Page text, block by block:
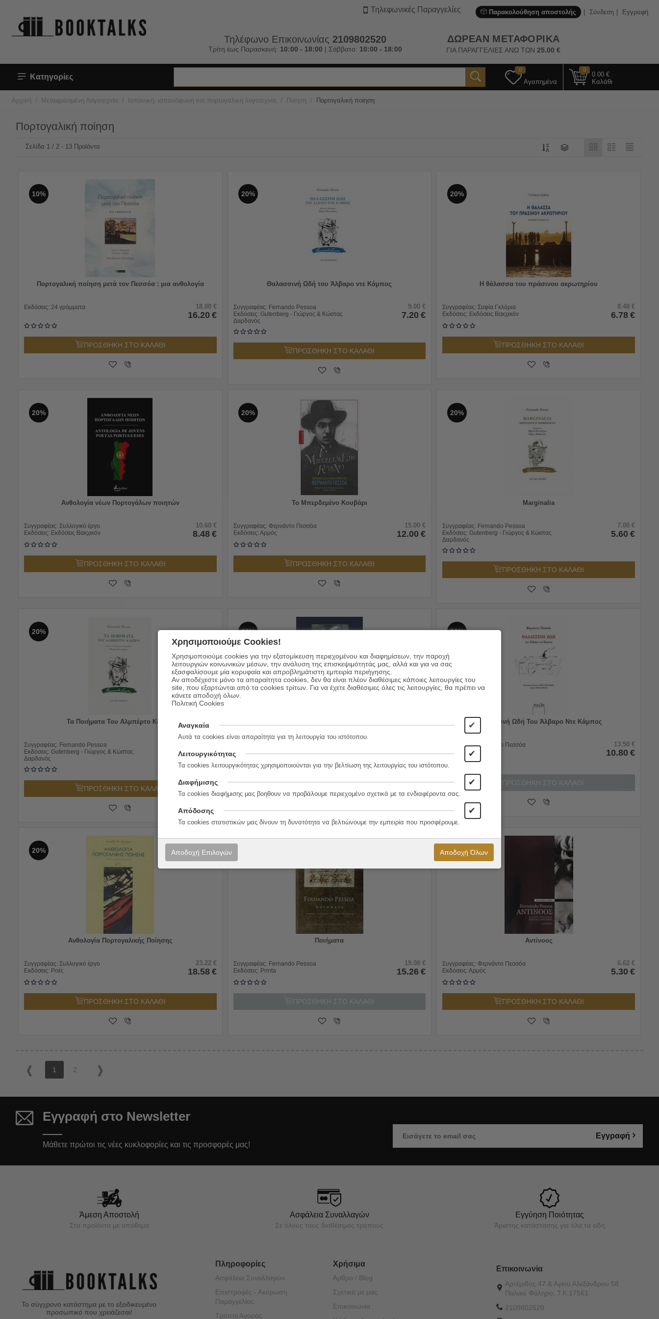
Παρακολούθηση αποστολής Σύνδεση Εγγραφή
Τηλεφωνικές Παραγγελίες
Τηλέφωνο Επικοινωνίας 2109802520
Τρίτη έως Παρασκευή: 10:00 - 18:00 | Σάββατο: 10:00 - 18:00
ΔΩΡΕΑΝ ΜΕΤΑΦΟΡΙΚΑ
ΓΙΑ ΠΑΡΑΓΓΕΛΙΕΣ ΑΝΩ ΤΩΝ25.00 €
Κατηγορίες
0
Αγαπημένα
0
0.00 €
Καλάθι
Αρχική / Μεταφρασμένη Λογοτεχνία / Ισπανική, ισπανόφωνη και πορτογαλική λογοτεχνία / Ποίηση / Πορτογαλική ποίηση
Πορτογαλική ποίηση
Σελίδα 1 / 2 - 13 Προϊόντα
10%
Πορτογαλική ποίηση μετά τον Πεσσόα : μια ανθολογία
Εκδόσεις: 24 γράμματα 18.00 €
16.20 €
ΠΡΟΣΘΗΚΗ ΣΤΟ ΚΑΛΑΘΙ
20%
Θαλασσινή Ωδή του Άλβαρο ντε Κάμπος
Συγγραφέας: Fernando Pessoa
Εκδόσεις: Gutenberg - Γιώργος & Κώστας
Δαρδανός
9.00 €
7.20 €
ΠΡΟΣΘΗΚΗ ΣΤΟ ΚΑΛΑΘΙ
20%
Η θάλασσα του πράσινου ακρωτηρίου
Συγγραφέας:Σοφία Γκλόρια
Εκδόσεις: Εκδόσεις Βακχικόν
8.48 €
6.78 €
ΠΡΟΣΘΗΚΗ ΣΤΟ ΚΑΛΑΘΙ
20%
Ανθολογία νέων Πορτογάλων ποιητών
Συγγραφέας: Συλλογικό έργο
Εκδόσεις: Εκδόσεις Βακχικόν
10.60 €
8.48 €
ΠΡΟΣΘΗΚΗ ΣΤΟ ΚΑΛΑΘΙ
20%
Το Μπερδεμένο Κουβάρι
Συγγραφέας: Φερνάντο Πεσσόα
Εκδόσεις: Αρμός
15.00 €
12.00 €
ΠΡΟΣΘΗΚΗ ΣΤΟ ΚΑΛΑΘΙ
20%
Marginalia
Συγγραφέας: Fernando Pessoa
Εκδόσεις:Gutenberg - Γιώργος & Κώστας
Δαρδανός
7.00 €
5.60 €
ΠΡΟΣΘΗΚΗ ΣΤΟ ΚΑΛΑΘΙ
20%
Τα Ποιήματα Του Αλμπέρτο Καέιρο
Συγγραφέας: Fernando Pessoa
Εκδόσεις: Gutenberg - Γιώργος & Κώστας
Δαρδανός
10.40 €
ΠΡΟΣΘΗΚΗ ΣΤΟ ΚΑΛΑΘΙ
20%
Εκδόσεις:Οδός Πανός 9.60 €
ΠΡΟΣΘΗΚΗ ΣΤΟ ΚΑΛΑΘΙ
20%
Θαλασσινή Ωδή Του Άλβαρο Ντε Κάμπος
Συγγραφέας:Φερνάντο Πεσσόα
Εκδόσεις:Νεφέλη
13.50 €
10.80 €
ΠΡΟΣΘΗΚΗ ΣΤΟ ΚΑΛΑΘΙ
20%
Ανθολογία Πορτογαλικής Ποίησης
Συγγραφέας: Συλλογικό έργο
Εκδόσεις: Ροές
23.22 €
18.58 €
ΠΡΟΣΘΗΚΗ ΣΤΟ ΚΑΛΑΘΙ
Ποιήματα
Συγγραφέας: Fernando Pessoa
Εκδόσεις: Printa
19.08 €
15.26 €
ΠΡΟΣΘΗΚΗ ΣΤΟ ΚΑΛΑΘΙ
20%
Αντίνοος
Συγγραφέας: Φερνάντο Πεσσόα
Εκδόσεις:Αρμός
6.62 €
5.30 €
ΠΡΟΣΘΗΚΗ ΣΤΟ ΚΑΛΑΘΙ
1 2
Εγγραφή στο Newsletter
Μάθετε πρώτοι τις νέες κυκλοφορίες και τις προσφορές μας!
Εγγραφή
Άμεση Αποστολή
Στα προϊόντα με απόθεμα
Ασφάλεια Συναλλαγών
Σε όλους τους διαθέσιμος τρόπους
Εγγύηση Ποιότητας
Άριστης κατάστασης για όλα τα είδη
Το σύγχρονο κατάστημα με το εξειδικευμένο
προσωπικό που χρειάζεσαι!
Πληροφορίες
Ασφάλεια Συναλλαγών
Επιστροφές - Ακύρωση
Παραγγελίας
Τρόποι Αγοράς
Χρήσιμα
Άρθρα / Blog
Σχετικά με μας
Επικοινωνία
Επικοινωνία
Αρτέμιδος 47 & Αγίου Αλεξάνδρου 58
Παλαιό Φάληρο, Τ.Κ.17561
2109802520
Χρησιμοποιούμε Cookies!
Χρησιμοποιούμε cookies για την εξατομίκευση περιεχομένου και διαφημίσεων, την παροχή
λειτουργιών κοινωνικών μέσων, την ανάλυση της επισκεψιμότητάς μας, αλλά και για να σας
εξασφαλίσουμε μία κορυφαία και απροβλημάτιστη εμπειρία περιήγησης.
Αν αποδέχεστε μόνο τα απαραίτητα cookies, δεν θα είναι πλέον διαθέσιμες κάποιες λειτουργίες του
site, που εξαρτώνται από τα cookies τρίτων. Για να έχετε διαθέσιμες όλες τις λειτουργίες, θα πρέπει να
κάνετε αποδοχή όλων.
Πολιτική Cookies
Αναγκαία ✔
Αυτά τα cookies είναι απαραίτητα για τη λειτουργία του ιστότοπου.
Λειτουργικότητας ✔
Τα cookies λειτουργικότητας χρησιμοποιούνται για την βελτίωση της λειτουργίας του ιστότοπου.
Διαφήμισης ✔
Τα cookies διαφήμισης μας βοηθουν να προβάλουμε περιεχομένο σχετικά με τα ενδιαφέροντα σας.
Απόδοσης ✔
Τα cookies στατιστικών μας δίνουν τη δυνατότητα να βελτιώνουμε την εμπειρία που προσφέρουμε.
Αποδοχή Επιλογών Αποδοχή Όλων